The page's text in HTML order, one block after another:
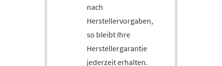
nach
Herstellervorgaben,
so bleibt Ihre
Herstellergarantie
jederzeit erhalten.